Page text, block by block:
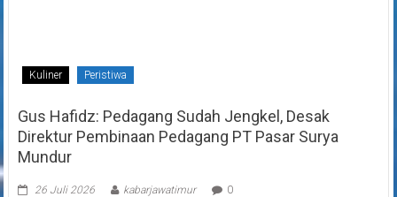
Kuliner Peristiwa
Gus Hafidz: Pedagang Sudah Jengkel, Desak
Direktur Pembinaan Pedagang PT Pasar Surya
Mundur
26 Juli 2026 kabarjawatimur 0